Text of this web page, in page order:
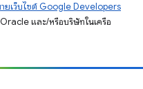
ยเว็บไซต์ Google Developers
และ/หรือบริษัทในเครือ